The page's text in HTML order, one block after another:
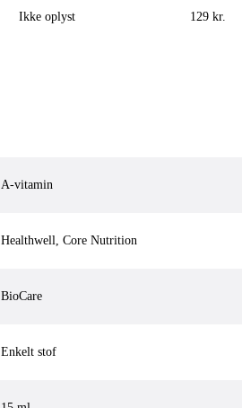
Ikke oplyst 129 kr.
A-vitamin
Healthwell, Core Nutrition
BioCare
Enkelt stof